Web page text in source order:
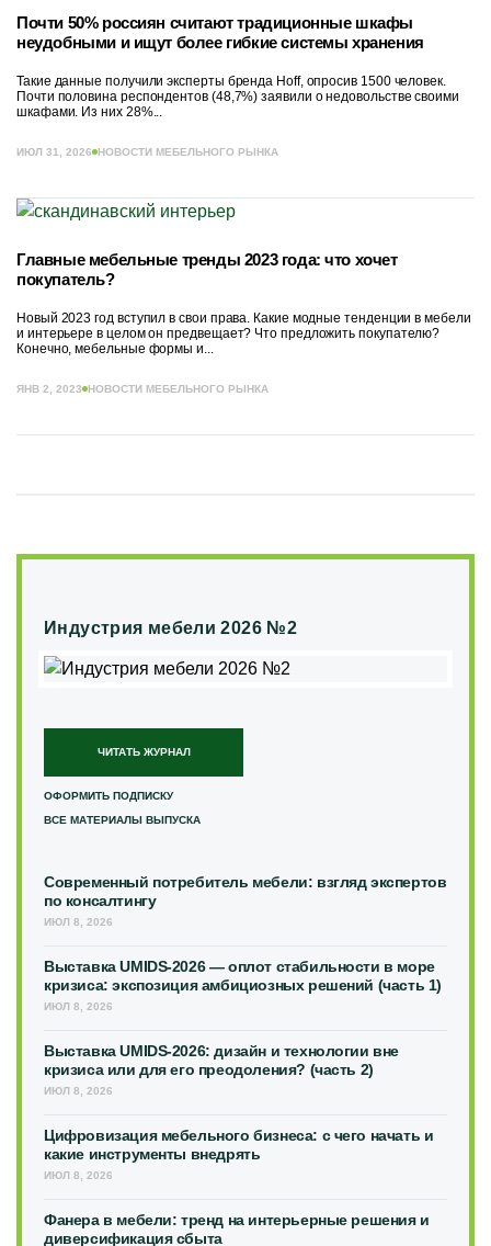
Почти 50% россиян считают традиционные шкафы
неудобными и ищут более гибкие системы хранения
Такие данные получили эксперты бренда Hoff, опросив 1500 человек.
Почти половина респондентов (48,7%) заявили о недовольстве своими
шкафами. Из них 28%...
ИЮЛ 31, 2026 НОВОСТИ МЕБЕЛЬНОГО РЫНКА
Главные мебельные тренды 2023 года: что хочет
покупатель?
Новый 2023 год вступил в свои права. Какие модные тенденции в мебели
и интерьере в целом он предвещает? Что предложить покупателю?
Конечно, мебельные формы и...
ЯНВ 2, 2023 НОВОСТИ МЕБЕЛЬНОГО РЫНКА
Индустрия мебели 2026 №2
ЧИТАТЬ ЖУРНАЛ
ОФОРМИТЬ ПОДПИСКУ
ВСЕ МАТЕРИАЛЫ ВЫПУСКА
Современный потребитель мебели: взгляд экспертов
по консалтингу
ИЮЛ 8, 2026
Выставка UMIDS-2026 — оплот стабильности в море
кризиса: экспозиция амбициозных решений (часть 1)
ИЮЛ 8, 2026
Выставка UMIDS-2026: дизайн и технологии вне
кризиса или для его преодоления? (часть 2)
ИЮЛ 8, 2026
Цифровизация мебельного бизнеса: с чего начать и
какие инструменты внедрять
ИЮЛ 8, 2026
Фанера в мебели: тренд на интерьерные решения и
диверсификация сбыта